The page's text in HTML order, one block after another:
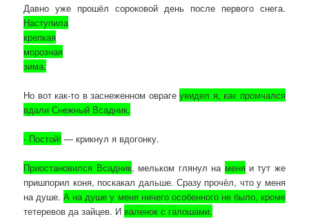
Давно уже прошёл сороковой день после первого снега.
Наступила
крепкая
морозная
зима.
Но вот как-то в заснеженном оврагеувидел я, как промчался
вдали Снежный Всадник.
- Постой! — крикнул я вдогонку.
Приостановился Всадник, мельком глянул на меняи тут же
пришпорил коня, поскакал дальше. Сразу прочёл, что у меня
на душе.А на душе у меня ничего особенного не было, кроме
тетеревов да зайцев. И валенок с галошами.